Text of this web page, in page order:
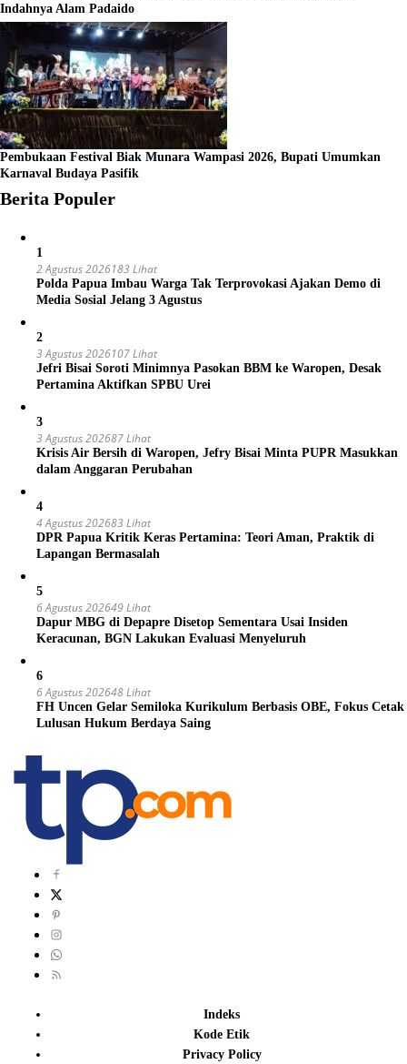
Indahnya Alam Padaido
Pembukaan Festival Biak Munara Wampasi 2026, Bupati Umumkan
Karnaval Budaya Pasifik
Berita Populer
1
2 Agustus 2026183 Lihat
Polda Papua Imbau Warga Tak Terprovokasi Ajakan Demo di
Media Sosial Jelang 3 Agustus
2
3 Agustus 2026107 Lihat
Jefri Bisai Soroti Minimnya Pasokan BBM ke Waropen, Desak
Pertamina Aktifkan SPBU Urei
3
3 Agustus 202687 Lihat
Krisis Air Bersih di Waropen, Jefry Bisai Minta PUPR Masukkan
dalam Anggaran Perubahan
4
4 Agustus 202683 Lihat
DPR Papua Kritik Keras Pertamina: Teori Aman, Praktik di
Lapangan Bermasalah
5
6 Agustus 202649 Lihat
Dapur MBG di Depapre Disetop Sementara Usai Insiden
Keracunan, BGN Lakukan Evaluasi Menyeluruh
6
6 Agustus 202648 Lihat
FH Uncen Gelar Semiloka Kurikulum Berbasis OBE, Fokus Cetak
Lulusan Hukum Berdaya Saing
Indeks
Kode Etik
Privacy Policy